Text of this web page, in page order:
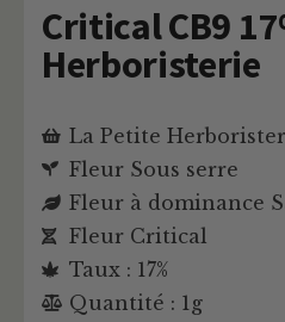
Critical CB9
Herboristerie
La Petite
Fleur Sous serre
Fleur à dominance
Fleur Critical
Taux : 17%
Quantité : 1g